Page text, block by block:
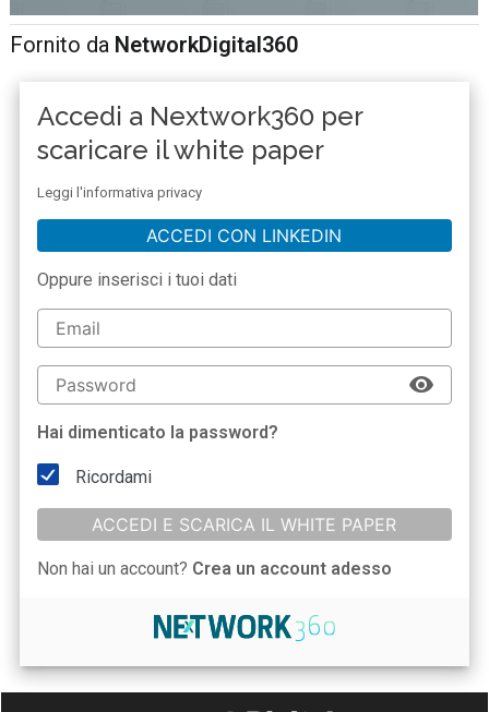
Fornito da NetworkDigital360
Accedi a Nextwork360 per
scaricare il white paper
Leggi l'informativa privacy
ACCEDI CON LINKEDIN
Oppure inserisci i tuoi dati
Hai dimenticato la password?
Ricordami
ACCEDI E SCARICA IL WHITE PAPER
Non hai un account? Crea un account adesso